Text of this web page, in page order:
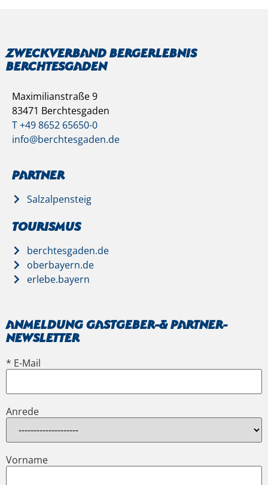
Zweckverband Bergerlebnis
Berchtesgaden
Maximilianstraße 9
83471 Berchtesgaden
T +49 8652 65650-0
info@berchtesgaden.de
Partner
Salzalpensteig
Tourismus
berchtesgaden.de
oberbayern.de
erlebe.bayern
Anmeldung Gastgeber-& Partner-
Newsletter
* E-Mail
Anrede
Vorname